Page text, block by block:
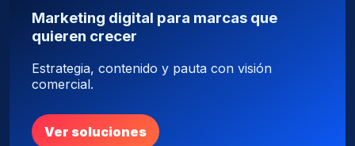
Marketing digital para marcas que
quieren crecer
Estrategia, contenido y pauta con visión
comercial.
Ver soluciones